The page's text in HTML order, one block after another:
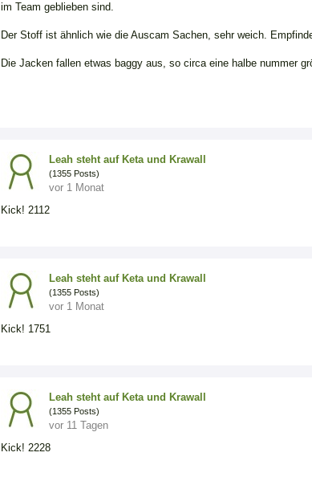
im Team geblieben sind.
Der Stoff ist ähnlich wie die Auscam Sachen, sehr weich.
Die Jacken fallen etwas baggy aus, so circa eine halbe nummer
Leah steht auf Keta und Krawall
(1355 Posts)
vor 1 Monat
Kick! 2112
Leah steht auf Keta und Krawall
(1355 Posts)
vor 1 Monat
Kick! 1751
Leah steht auf Keta und Krawall
(1355 Posts)
vor 11 Tagen
Kick! 2228